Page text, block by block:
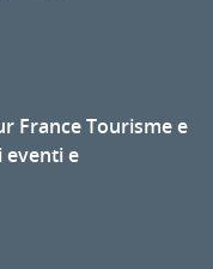
France Tourisme e
e